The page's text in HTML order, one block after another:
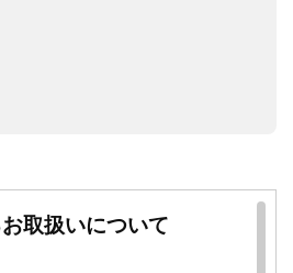
取扱いについて